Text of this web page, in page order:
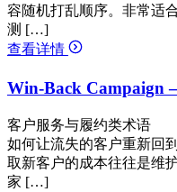
容随机打乱顺序。非常适
测 […]
查看详情
Win-Back Campaign
客户服务与履约类术语
如何让流失的客户重新回
取新客户的成本往往是维
家 […]